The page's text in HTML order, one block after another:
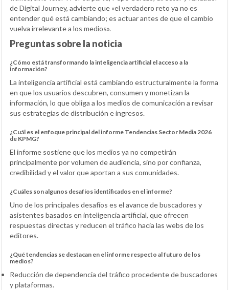
de Digital Journey, advierte que «el verdadero reto ya no es
entender qué está cambiando; es actuar antes de que el cambio
vuelva irrelevante a los medios».
Preguntas sobre la noticia
¿Cómo está transformando la inteligencia artificial el acceso a la
información?
La inteligencia artificial está cambiando estructuralmente la forma
en que los usuarios descubren, consumen y monetizan la
información, lo que obliga a los medios de comunicación a revisar
sus estrategias de distribución e ingresos.
¿Cuál es el enfoque principal del informe Tendencias Sector Media 2026
de KPMG?
El informe sostiene que los medios ya no competirán
principalmente por volumen de audiencia, sino por confianza,
credibilidad y el valor que aportan a sus comunidades.
¿Cuáles son algunos desafíos identificados en el informe?
Uno de los principales desafíos es el avance de buscadores y
asistentes basados en inteligencia artificial, que ofrecen
respuestas directas y reducen el tráfico hacia las webs de los
editores.
¿Qué tendencias se destacan en el informe respecto al futuro de los
medios?
Reducción de dependencia del tráfico procedente de buscadores
y plataformas.